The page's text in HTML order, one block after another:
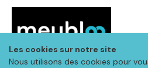
Les cookies sur notre site
Nous utilisons des cookies pour